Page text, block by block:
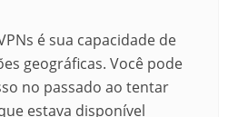
é sua capacidade de
geográficas. Você pode
no passado ao tentar
estava disponível